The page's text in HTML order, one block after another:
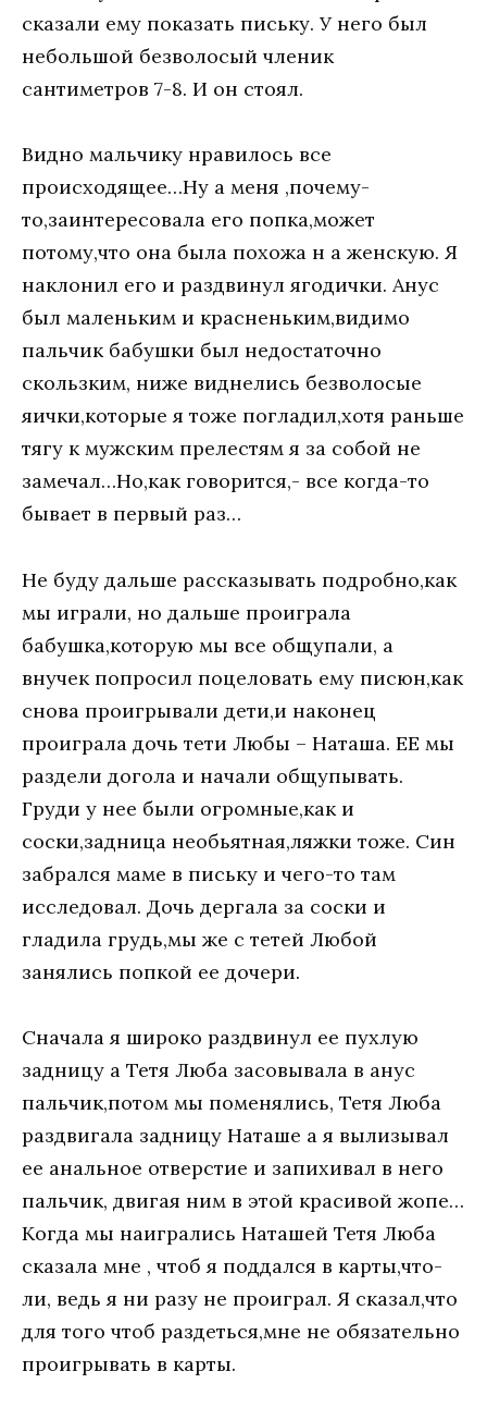
сказали ему показать письку. У него был
небольшой безволосый членик
сантиметров 7-8. И он стоял.
Видно мальчику нравилось все
происходящее…Ну а меня ,почему-
то,заинтересовала его попка,может
потому,что она была похожа н а женскую. Я
наклонил его и раздвинул ягодички. Анус
был маленьким и красненьким,видимо
пальчик бабушки был недостаточно
скользким, ниже виднелись безволосые
яички,которые я тоже погладил,хотя раньше
тягу к мужским прелестям я за собой не
замечал…Но,как говорится,- все когда-то
бывает в первый раз…
Не буду дальше рассказывать подробно,как
мы играли, но дальше проиграла
бабушка,которую мы все общупали, а
внучек попросил поцеловать ему писюн,как
снова проигрывали дети,и наконец
проиграла дочь тети Любы – Наташа. ЕЕ мы
раздели догола и начали общупывать.
Груди у нее были огромные,как и
соски,задница необьятная,ляжки тоже. Син
забрался маме в письку и чего-то там
исследовал. Дочь дергала за соски и
гладила грудь,мы же с тетей Любой
занялись попкой ее дочери.
Сначала я широко раздвинул ее пухлую
задницу а Тетя Люба засовывала в анус
пальчик,потом мы поменялись, Тетя Люба
раздвигала задницу Наташе а я вылизывал
ее анальное отверстие и запихивал в него
пальчик, двигая ним в этой красивой жопе…
Когда мы наигрались Наташей Тетя Люба
сказала мне , чтоб я поддался в карты,что-
ли, ведь я ни разу не проиграл. Я сказал,что
для того чтоб раздеться,мне не обязательно
проигрывать в карты.